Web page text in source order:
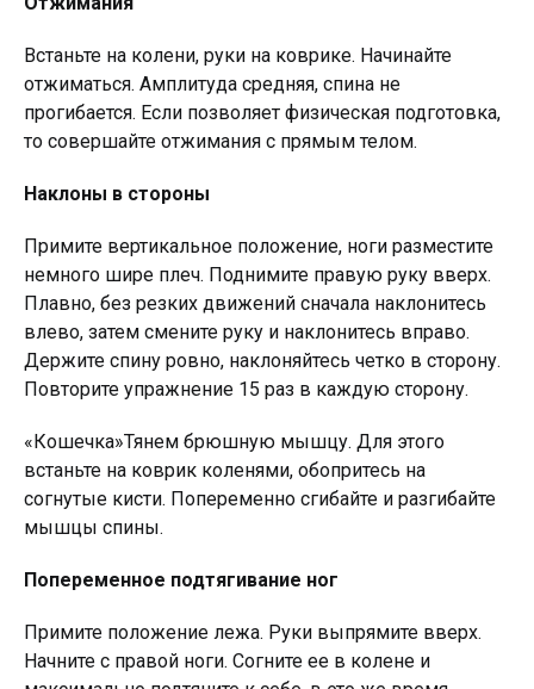
Встаньте на колени, руки на коврике. Начинайте
отжиматься. Амплитуда средняя, спина не
прогибается. Если позволяет физическая подготовка,
то совершайте отжимания с прямым телом.
Наклоны в стороны
Примите вертикальное положение, ноги разместите
немного шире плеч. Поднимите правую руку вверх.
Плавно, без резких движений сначала наклонитесь
влево, затем смените руку и наклонитесь вправо.
Держите спину ровно, наклоняйтесь четко в сторону.
Повторите упражнение 15 раз в каждую сторону.
«Кошечка»Тянем брюшную мышцу. Для этого
встаньте на коврик коленями, обопритесь на
согнутые кисти. Попеременно сгибайте и разгибайте
мышцы спины.
Попеременное подтягивание ног
Примите положение лежа. Руки выпрямите вверх.
Начните с правой ноги. Согните ее в колене и